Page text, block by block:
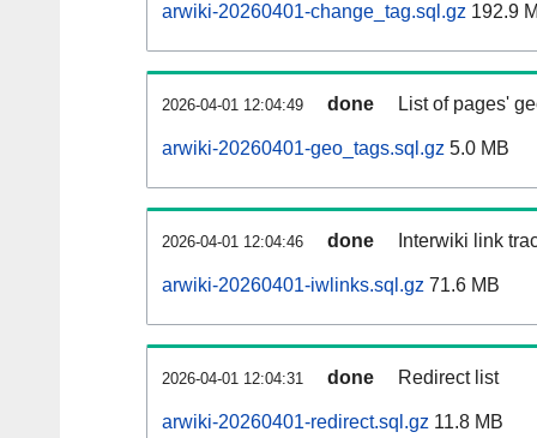
arwiki-20260401-change_tag.sql.gz 192.9
2026-04-01 12:04:49 done List of pages'
arwiki-20260401-geo_tags.sql.gz 5.0 MB
2026-04-01 12:04:46 done Interwiki link
arwiki-20260401-iwlinks.sql.gz 71.6 MB
2026-04-01 12:04:31 done Redirect list
arwiki-20260401-redirect.sql.gz 11.8 MB